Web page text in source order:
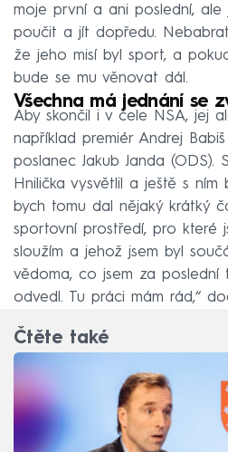
moje první a ani poslední,
poučit a jít dopředu.
že jeho misí byl sport, a
bude se mu věnovat dál.
Všechna má jednání se
Aby skončil i v čele NSA, jej
například premiér Andrej
poslanec Jakub Janda (ODS).
Hnilička vysvětlil a ještě s ním
bych tomu dal nějaký krátký
sportovní prostředí, pro které
sloužím a jehož jsem byl
vědoma, co jsem za
odvedl. Tu práci mám rád,“
Čtěte také